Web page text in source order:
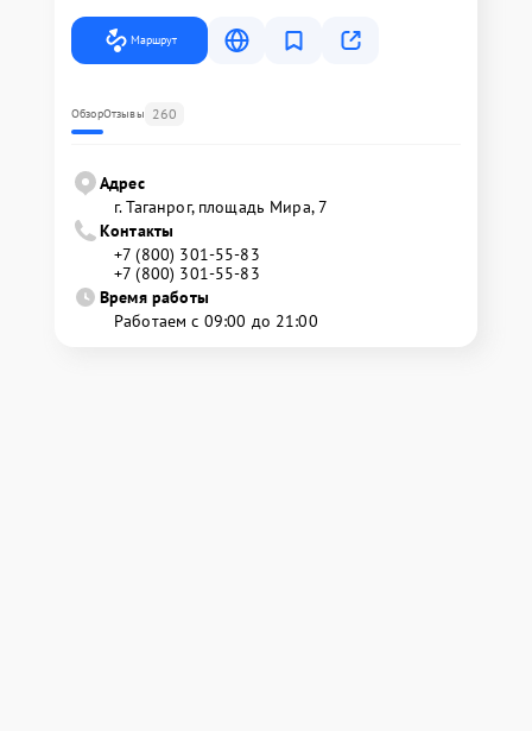
Маршрут
ОбзорОтзывы 260
Адрес
г. Таганрог, площадь Мира, 7
Контакты
+7 (800) 301-55-83
+7 (800) 301-55-83
Время работы
Работаем с 09:00 до 21:00